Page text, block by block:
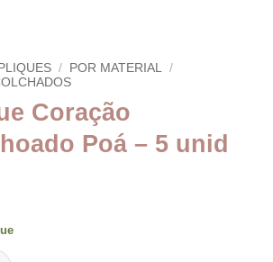
/ POR MATERIAL /
Coração
Poá – 5 unid
Acolchoado Poá - 5 unid quantidade